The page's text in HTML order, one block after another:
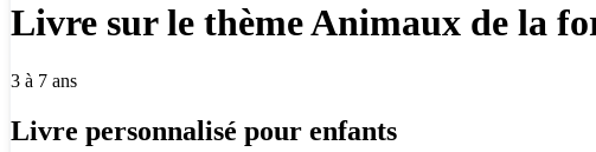
Livre sur le thème Animaux de la
3 à 7 ans
Livre personnalisé pour enfants